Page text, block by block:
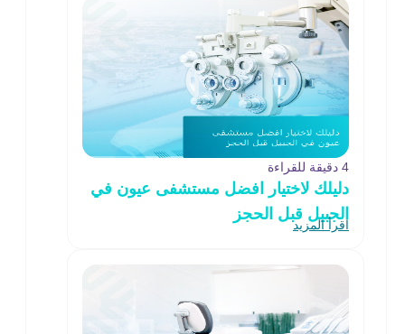
4 دقيقة للقراءة
دليلك لاختيار افضل مستشفى عيون في
الجبيل قبل الحجز
اقرأ المزيد